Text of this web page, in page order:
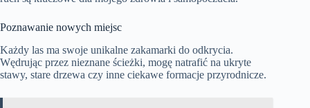
Poznawanie nowych miejsc
Każdy las ma swoje unikalne zakamarki do odkrycia.
Wędrując przez nieznane ścieżki, mogę natrafić na ukryte
stawy, stare drzewa czy inne ciekawe formacje przyrodnicze.